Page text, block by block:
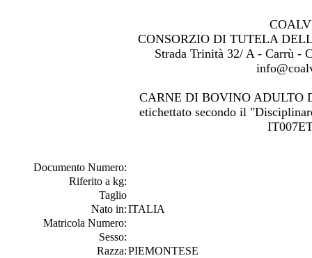
CONSORZIO DI TUTELA
Strada Trinità 32/ A - Carrù -
CARNE DI BOVINO ADULTO
etichettato secondo il
Documento Numero:
Riferito a kg:
Taglio
Nato in:ITALIA
Matricola Numero:
Sesso:
Razza:PIEMONTESE